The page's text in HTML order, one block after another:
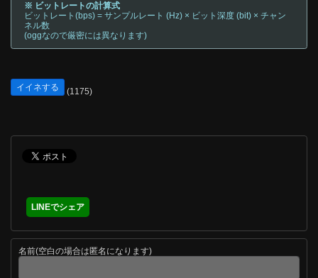
※ ビットレートの計算式
ビットレート(bps) = サンプルレート (Hz) × ビット深度 (bit) × チャン
ネル数
(oggなので厳密には異なります)
イイネする (1175)
LINEでシェア
名前(空白の場合は匿名になります)